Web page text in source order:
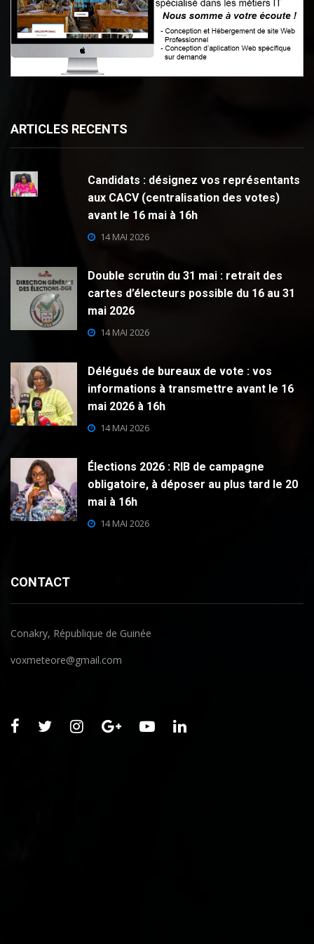
ARTICLES RECENTS
Candidats : désignez vos représentants
aux CACV (centralisation des votes)
avant le 16 mai à 16h
14 MAI 2026
Double scrutin du 31 mai : retrait des
cartes d’électeurs possible du 16 au 31
mai 2026
14 MAI 2026
Délégués de bureaux de vote : vos
informations à transmettre avant le 16
mai 2026 à 16h
14 MAI 2026
Élections 2026 : RIB de campagne
obligatoire, à déposer au plus tard le 20
mai à 16h
14 MAI 2026
CONTACT
Conakry, République de Guinée
voxmeteore@gmail.com